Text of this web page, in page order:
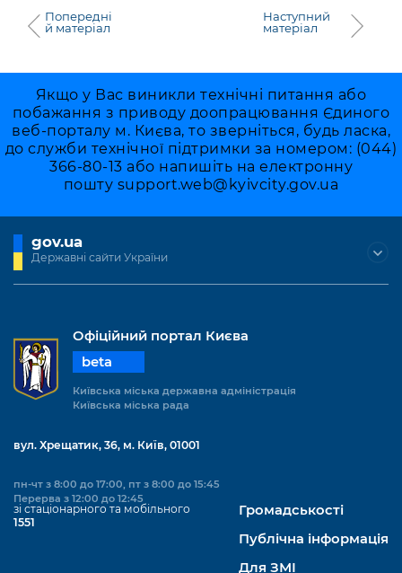
Попередні
й матеріал
Наступний
матеріал
Якщо у Вас виникли технічні питання або
побажання з приводу доопрацювання Єдиного
веб-порталу м. Києва, то зверніться, будь ласка,
до служби технічної підтримки за номером: (044)
366-80-13 або напишіть на електронну
пошту support.web@kyivcity.gov.ua
gov.ua
Державні сайти України
Офіційний портал Києва
beta
Київська міська державна адміністрація
Київська міська рада
вул. Хрещатик, 36, м. Київ, 01001
пн-чт з 8:00 до 17:00, пт з 8:00 до 15:45
Перерва з 12:00 до 12:45
зі стаціонарного та мобільного
1551
Громадськості
Публічна інформація
Для ЗМІ